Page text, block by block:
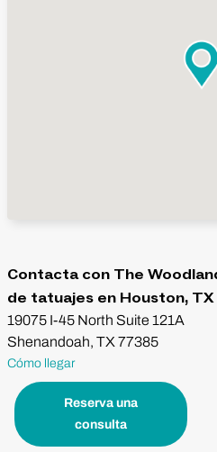
Contacta con The
de tatuajes en Houston, TX
19075 I-45 North Suite 121A
Shenandoah, TX 77385
Cómo llegar
Reserva una
consulta